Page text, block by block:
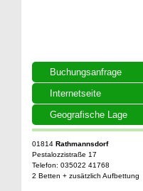
Buchungsanfrage
Internetseite
Geografische Lage
01814 Rathmannsdorf
Pestalozzistraße 17
Telefon: 035022 41768
2 Betten + zusätzlich Aufbettung